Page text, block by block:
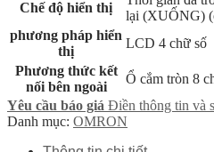
Chế độ hiển thị
lại (XUỐNG)
phương pháp hiển
thị
LCD 4 chữ số
Phương thức kết
nối bên ngoài
Ổ cắm tròn 8
Yêu cầu báo giá Điền thông tin và
Danh mục: OMRON